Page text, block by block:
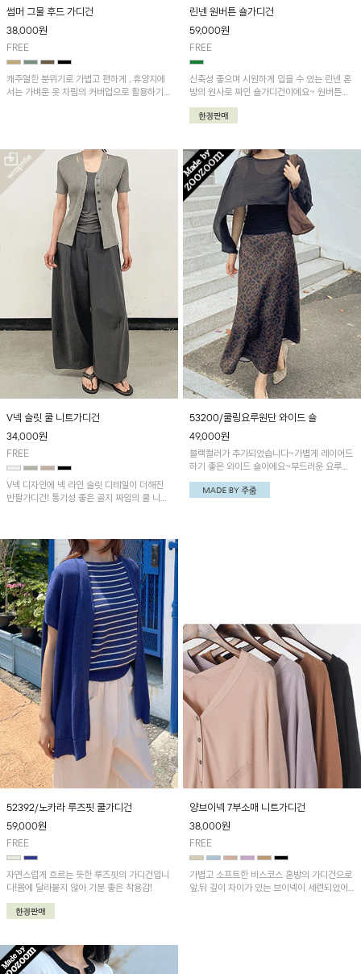
썸머 그물 후드 가디건
38,000원
FREE
캐주얼한 분위기로 가볍고 편하게 , 휴양지에
서는 가벼운 옷 차림의 커버업으로 활용하기
린넨 원버튼 숄가디건
59,000원
FREE
신축성 좋으며 시원하게 입을 수 있는 린넨 혼
방의 원사로 짜인 숄가디건이에요~ 원버튼으
로 다양하게 연출가능하고 가볍게 걸치기 좋은
아이템!
V넥 슬릿 쿨 니트가디건
34,000원
FREE
V넥 디자인에 넥 라인 슬릿 디테일이 더해진
반팔가디건! 통기성 좋은 골지 짜임의 쿨 니트
53200/쿨링요루원단 와이드 숄
49,000원
블랙컬러가 추가되었습니다~가볍게 레이어드
하기 좋은 와이드 숄이에요~부드러운 요루원
단으로 제작되어 산뜻하게 착용되는 아이템!
52392/노카라 루즈핏 쿨가디건
59,000원
FREE
자연스럽게 흐르는 듯한 루즈핏의 가디건입니
다!몸에 달라붙지 않아 기분 좋은 착용감!
양브이넥 7부소매 니트가디건
38,000원
FREE
가볍고 소프트한 비스코스 혼방의 가디건으로
앞,뒤 깊이 차이가 있는 브이넥이 세련되었어